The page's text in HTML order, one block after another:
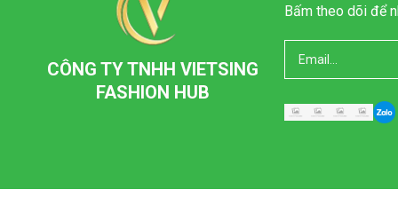
CÔNG TY TNHH VIETSING
FASHION HUB
Bấm theo dõi để